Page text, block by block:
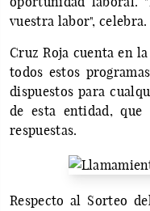
vuestra labor", celebra.
Cruz Roja cuenta en
todos estos
dispuestos para
de esta entidad, que
respuestas.
Respecto al Sorteo